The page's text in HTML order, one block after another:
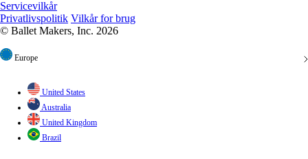
Servicevilkår
Privatlivspolitik Vilkår for brug
© Ballet Makers, Inc. 2026
Europe
United States
Australia
United Kingdom
Brazil